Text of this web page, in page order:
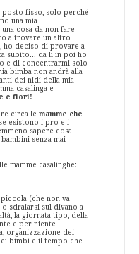
posto fisso, solo perché
una mia
cosa da non fare
a trovare un altro
ho deciso di provare a
subito... da lì in poi ho
e di concentrarmi solo
bimba non andrà alla
dei nidi della mia
casalinga e
e fiori!
circa le mamme che
esistono i pro e i
sapere cosa
senza mai
mamme casalinghe:
piccola (che non va
sdraiarsi sul divano a
la giornata tipo, della
e per niente
organizzazione dei
bimbi e il tempo che